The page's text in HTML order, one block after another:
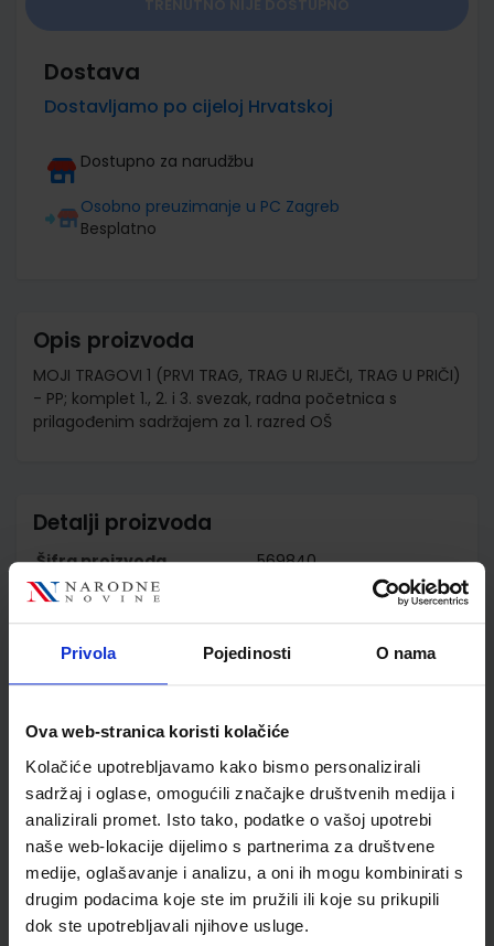
Privola Pojedinosti O nama
Ova web-stranica koristi kolačiće
Kolačiće upotrebljavamo kako bismo personalizirali
sadržaj i oglase, omogućili značajke društvenih medija i
analizirali promet. Isto tako, podatke o vašoj upotrebi
naše web-lokacije dijelimo s partnerima za društvene
medije, oglašavanje i analizu, a oni ih mogu kombinirati s
drugim podacima koje ste im pružili ili koje su prikupili
dok ste upotrebljavali njihove usluge.
Dostava
Dostavljamo po cijeloj Hrvatskoj
Dostupno za narudžbu
Osobno preuzimanje u PC Zagreb
Besplatno
Opis proizvoda
MOJI TRAGOVI 1 (PRVI TRAG, TRAG U RIJEČI, TRAG U PRIČI)
- PP; komplet 1., 2. i 3. svezak, radna početnica s
prilagođenim sadržajem za 1. razred OŠ
Detalji proizvoda
Šifra proizvoda
569840
Jedinična mjera
Nakladnik
PROFIL KLETT d.o.o.
Autor
Budinski Kolar Billege
Školski razred
01 1.RAZRED OŠ
Vrsta školske knjige
UDŽBENIK
Vrsta škole
1 OSNOVNA
Nastavni predmet
HRVATSKI JEZIK PP
Reg br min
7934;7935;7936